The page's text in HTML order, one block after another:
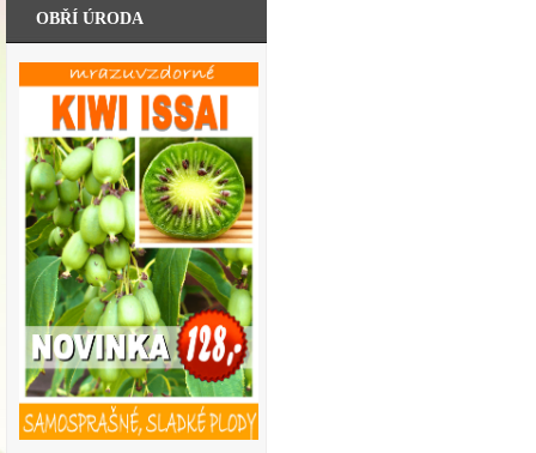
OBŘÍ ÚRODA